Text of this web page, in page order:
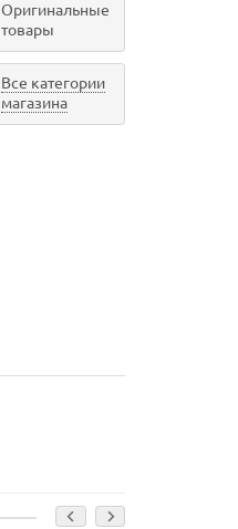
Оригинальные
товары
Все категории
магазина